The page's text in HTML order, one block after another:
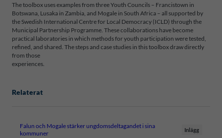
The toolbox uses examples from three Youth Councils – Francistown in
Botswana, Lusaka in Zambia, and Mogale in South Africa – all supported by
the Swedish International Centre for Local Democracy (ICLD) through the
Municipal Partnership Programme. These collaborations have become
practical laboratories in which methods for youth participation were tested,
refined, and shared. The steps and case studies in this toolbox draw directly
from those
experiences.
Relaterat
Falun och Mogale stärker ungdomsdeltagandet i sina
kommuner
Inlägg